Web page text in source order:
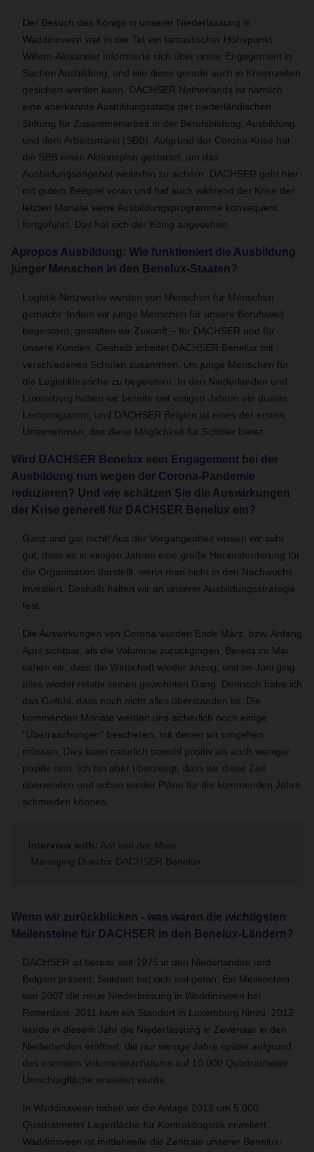
Der Besuch des Königs in unserer Niederlassung in
Waddinxveen war in der Tat ein fantastischer Höhepunkt.
Willem-Alexander informierte sich über unser Engagement in
Sachen Ausbildung, und wie diese gerade auch in Krisenzeiten
gesichert werden kann. DACHSER Netherlands ist nämlich
eine anerkannte Ausbildungsstätte der niederländischen
Stiftung für Zusammenarbeit in der Berufsbildung, Ausbildung
und dem Arbeitsmarkt (SBB). Aufgrund der Corona-Krise hat
die SBB einen Aktionsplan gestartet, um das
Ausbildungsangebot weiterhin zu sichern. DACHSER geht hier
mit gutem Beispiel voran und hat auch während der Krise der
letzten Monate seine Ausbildungsprogramme konsequent
fortgeführt. Das hat sich der König angesehen.
Apropos Ausbildung: Wie funktioniert die Ausbildung
junger Menschen in den Benelux-Staaten?
Logistik-Netzwerke werden von Menschen für Menschen
gemacht. Indem wir junge Menschen für unsere Berufswelt
begeistern, gestalten wir Zukunft – für DACHSER und für
unsere Kunden. Deshalb arbeitet DACHSER Benelux mit
verschiedenen Schulen zusammen, um junge Menschen für
die Logistikbranche zu begeistern. In den Niederlanden und
Luxemburg haben wir bereits seit einigen Jahren ein duales
Lernprogramm, und DACHSER Belgien ist eines der ersten
Unternehmen, das diese Möglichkeit für Schüler bietet.
Wird DACHSER Benelux sein Engagement bei der
Ausbildung nun wegen der Corona-Pandemie
reduzieren? Und wie schätzen Sie die Auswirkungen
der Krise generell für DACHSER Benelux ein?
Ganz und gar nicht! Aus der Vergangenheit wissen wir sehr
gut, dass es in einigen Jahren eine große Herausforderung für
die Organisation darstellt, wenn man nicht in den Nachwuchs
investiert. Deshalb halten wir an unserer Ausbildungsstrategie
fest.
Die Auswirkungen von Corona wurden Ende März, bzw. Anfang
April sichtbar, als die Volumina zurückgingen. Bereits im Mai
sahen wir, dass die Wirtschaft wieder anzog, und im Juni ging
alles wieder relativ seinen gewohnten Gang. Dennoch habe ich
das Gefühl, dass noch nicht alles überstanden ist. Die
kommenden Monate werden uns sicherlich noch einige
"Überraschungen" bescheren, mit denen wir umgehen
müssen. Dies kann natürlich sowohl positiv als auch weniger
positiv sein. Ich bin aber überzeugt, dass wir diese Zeit
überwinden und schon wieder Pläne für die kommenden Jahre
schmieden können.
Interview with: Aat van der Meer
Managing Director DACHSER Benelux
Wenn wir zurückblicken - was waren die wichtigsten
Meilensteine für DACHSER in den Benelux-Ländern?
DACHSER ist bereits seit 1975 in den Niederlanden und
Belgien präsent. Seitdem hat sich viel getan: Ein Meilenstein
war 2007 die neue Niederlassung in Waddinxveen bei
Rotterdam, 2011 kam ein Standort in Luxemburg hinzu. 2012
wurde in diesem Jahr die Niederlassung in Zevenaar in den
Niederlanden eröffnet, die nur wenige Jahre später aufgrund
des enormen Volumenwachstums auf 10.000 Quadratmeter
Umschlagfläche erweitert wurde.
In Waddinxveen haben wir die Anlage 2013 um 5.000
Quadratmeter Lagerfläche für Kontraktlogistik erweitert.
Waddinxveen ist mittlerweile die Zentrale unserer Benelux-